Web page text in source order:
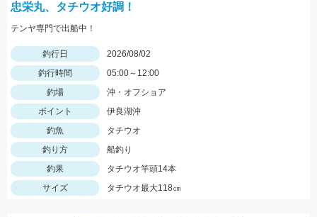
忠栄丸、タチウオ好調！
テンヤ専門で出船中！
釣行日
2026/08/02
釣行時間
05:00～12:00
釣場
沖・オフショア
ポイント
伊良湖沖
釣魚
タチウオ
釣り方
船釣り
釣果
タチウオ竿頭14本
サイズ
タチウオ最大118㎝